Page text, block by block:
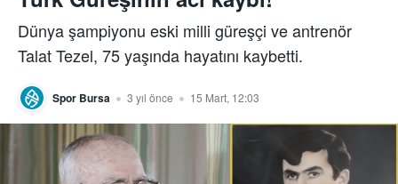
Dünya şampiyonu eski milli güreşçi ve antrenör
Talat Tezel, 75 yaşında hayatını kaybetti.
Spor Bursa 3 yıl önce 15 Mart, 12:03